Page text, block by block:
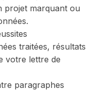
projet marquant ou
traitées, résultats
votre lettre de
paragraphes